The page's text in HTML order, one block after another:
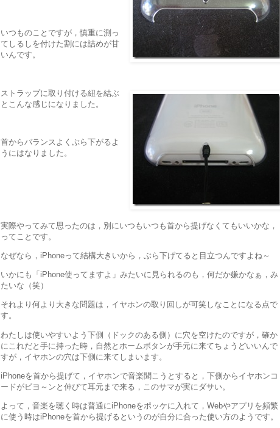
いつものことですが，慎重に測っ
てしるしを付けた割には詰めが甘
いんです。
ストラップに取り付ける紐を結ぶ
とこんな感じになりました。
首からバランスよくぶら下がるよ
うにはなりました。
実際やってみて思ったのは，別にいつもいつも首から提げなくてもいいかな，
ってことです。
なぜなら，iPhoneって結構大きいから，ぶら下げてると目立つんですよね～
いかにも「iPhone使ってますよ」みたいに見られるのも，何だか嫌かなぁ，み
たいな（笑）
それより何より大きな問題は，イヤホンの取り回しが可笑しなことになる点で
す。
わたしは使いやすいよう下側（ドックのある側）に穴を空けたのですが，確か
にこれだと手に持った時，自然とホームボタンが手元に来てちょうどいいんで
すが，イヤホンの穴は下側に来てしまいます。
iPhoneを首から提げて，イヤホンで音楽聞こうとすると，下側からイヤホンコ
ードがビヨ～ンと伸びて耳元まで来る，このサマが実にダサい。
よって，音楽を聴く時は普通にiPhoneをポッケに入れて，Webやアプリを頻繁
に使う時はiPhoneを首から提げるというのが自分に合った使い方のようです。